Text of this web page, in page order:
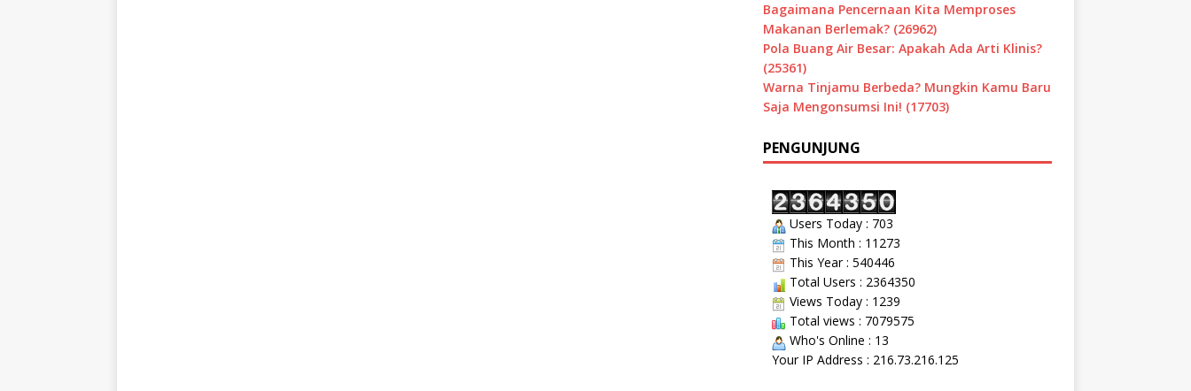
Bagaimana Pencernaan Kita Memproses
Makanan Berlemak? (26962)
Pola Buang Air Besar: Apakah Ada Arti Klinis?
(25361)
Warna Tinjamu Berbeda? Mungkin Kamu Baru
Saja Mengonsumsi Ini! (17703)
PENGUNJUNG
Users Today : 703
This Month : 11273
This Year : 540446
Total Users : 2364350
Views Today : 1239
Total views : 7079575
Who's Online : 13
Your IP Address : 216.73.216.125